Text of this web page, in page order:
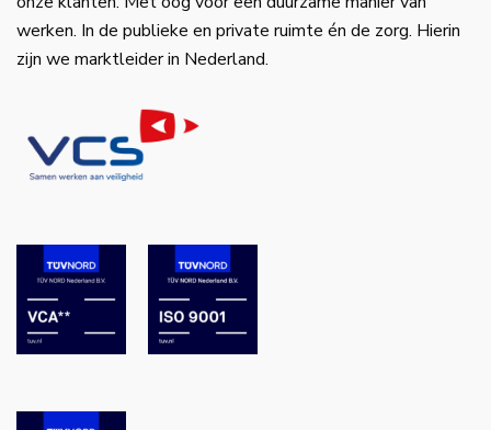
werken. In de publieke en private ruimte én de zorg. Hierin
zijn we marktleider in Nederland.